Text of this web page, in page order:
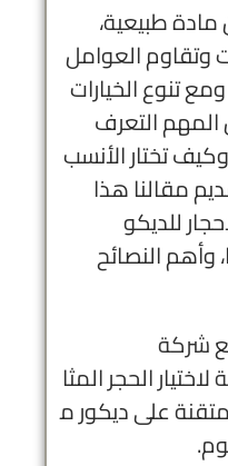
طبيعية،
وتقاوم العوامل
تنوع الخيارات
المهم التعرف
تختار الأنسب
مقالنا هذا
للديكو
وأهم النصائح
شركة
لاختيار الحجر المثا
على ديكور م